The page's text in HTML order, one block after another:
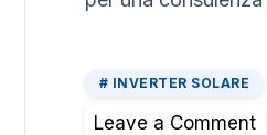
INVERTER SOLARE
Leave a Comment